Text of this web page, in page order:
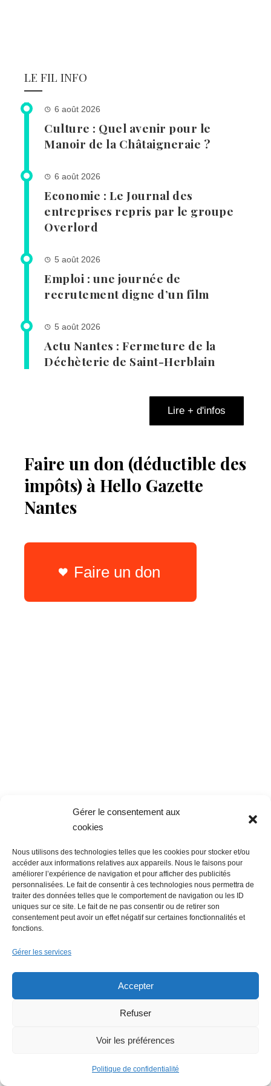
Gérer le consentement aux
cookies
Nous utilisons des technologies telles que les cookies pour stocker et/ou
accéder aux informations relatives aux appareils. Nous le faisons pour
améliorer l’expérience de navigation et pour afficher des publicités
personnalisées. Le fait de consentir à ces technologies nous permettra de
traiter des données telles que le comportement de navigation ou les ID
uniques sur ce site. Le fait de ne pas consentir ou de retirer son
consentement peut avoir un effet négatif sur certaines fonctionnalités et
fonctions.
Gérer les services
Accepter
Refuser
Voir les préférences
Politique de confidentialité
LE FIL INFO
6 août 2026
Culture : Quel avenir pour le
Manoir de la Châtaigneraie ?
6 août 2026
Economie : Le Journal des
entreprises repris par le groupe
Overlord
5 août 2026
Emploi : une journée de
recrutement digne d’un film
5 août 2026
Actu Nantes : Fermeture de la
Déchèterie de Saint-Herblain
Lire + d'infos
Faire un don (déductible des
impôts) à Hello Gazette
Nantes
Faire un don
LE FIL ECO
repris par le groupe Overlord